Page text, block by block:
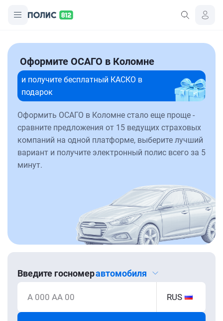
Оформите ОСАГО в Коломне
и получите бесплатный КАСКО в
подарок
Оформить ОСАГО в Коломне стало еще проще -
сравните предложения от 15 ведущих страховых
компаний на одной платформе, выберите лучший
вариант и получите электронный полис всего за 5
минут.
Введите госномеравтомобиля
А 000 АА 00 RUS